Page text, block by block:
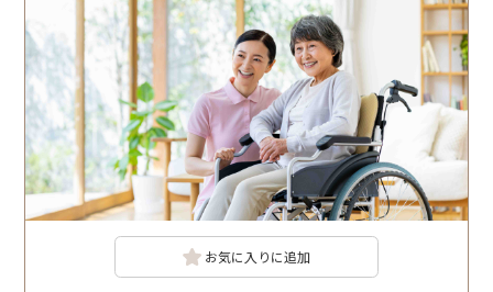
お気に入りに追加